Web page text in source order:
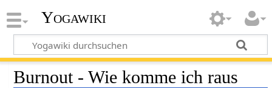
Yogawiki
Burnout - Wie komme ich raus